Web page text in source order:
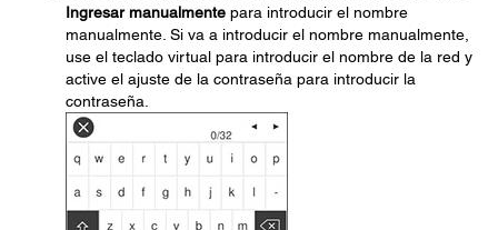
Ingresar manualmente para introducir el nombre
manualmente. Si va a introducir el nombre manualmente,
use el teclado virtual para introducir el nombre de la red y
active el ajuste de la contraseña para introducir la
contraseña.